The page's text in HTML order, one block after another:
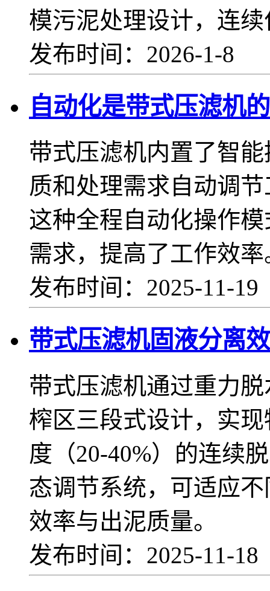
模污泥处理设计，连
发布时间：2026-1-8
自动化是带式压滤机
带式压滤机内置了智
质和处理需求自动调
这种全程自动化操作
需求，提高了工作效率
发布时间：2025-11-
带式压滤机固液分离
带式压滤机通过重力
榨区三段式设计，实
度（20-40%）的连续
态调节系统，可适应
效率与出泥质量。
发布时间：2025-11-